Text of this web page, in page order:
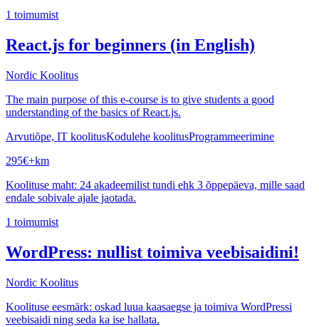
1 toimumist
React.js for beginners (in English)
Nordic Koolitus
The main purpose of this e-course is to give students a good
understanding of the basics of React.js.
Arvutiõpe, IT koolitusKodulehe koolitusProgrammeerimine
295€+km
Koolituse maht: 24 akadeemilist tundi ehk 3 õppepäeva, mille saad
endale sobivale ajale jaotada.
1 toimumist
WordPress: nullist toimiva veebisaidini!
Nordic Koolitus
Koolituse eesmärk: oskad luua kaasaegse ja toimiva WordPressi
veebisaidi ning seda ka ise hallata.